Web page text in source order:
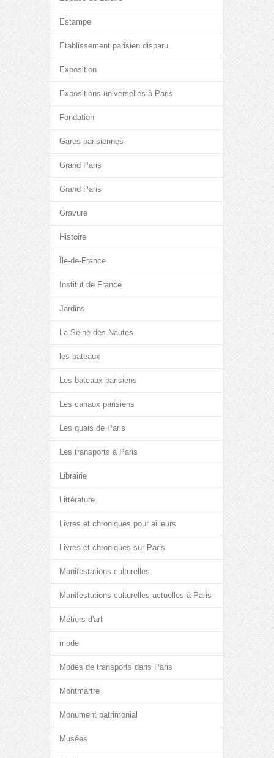
Estampe
Etablissement parisien disparu
Exposition
Expositions universelles à Paris
Fondation
Gares parisiennes
Grand Paris
Grand Paris
Gravure
Histoire
Île-de-France
Institut de France
Jardins
La Seine des Nautes
les bateaux
Les bateaux parisiens
Les canaux parisiens
Les quais de Paris
Les transports à Paris
Librairie
Littérature
Livres et chroniques pour ailleurs
Livres et chroniques sur Paris
Manifestations culturelles
Manifestations culturelles actuelles à Paris
Métiers d'art
mode
Modes de transports dans Paris
Montmartre
Monument patrimonial
Musées